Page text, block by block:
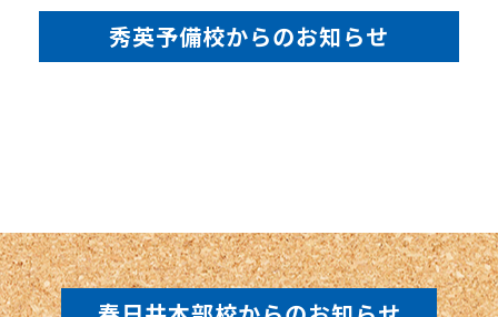
秀英予備校からのお知らせ